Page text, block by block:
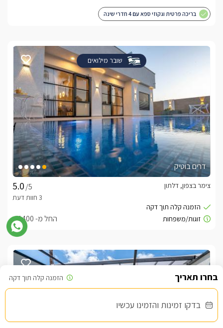
בדקו זמינות והזמינו עכשיו
בריכה פרטית וגקוזי ספא עם 4 חדרי שינה
שובר מילואים
דרים בוטיק
/5
צימר בצפון, דלתון
החל מ- ₪1400